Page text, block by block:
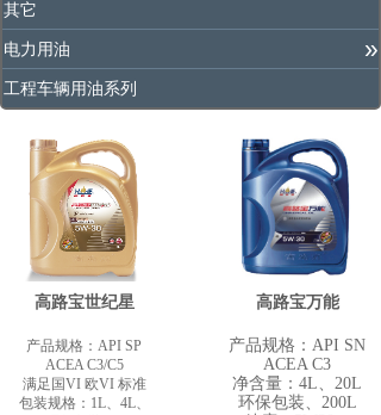
其它
电力用油 »
工程车辆用油系列
高路宝世纪星
产品规格：API SP
ACEA C3/C5
满足国VI 欧VI 标准
包装规格：1L、4L、
高路宝万能
产品规格：API SN
ACEA C3
净含量：4L、20L
环保包装、200L